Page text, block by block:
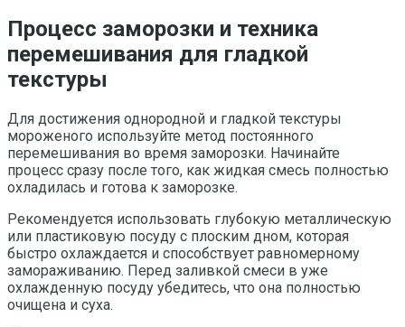
Процесс заморозки и техника
перемешивания для гладкой
текстуры
Для достижения однородной и гладкой текстуры
мороженого используйте метод постоянного
перемешивания во время заморозки. Начинайте
процесс сразу после того, как жидкая смесь полностью
охладилась и готова к заморозке.
Рекомендуется использовать глубокую металлическую
или пластиковую посуду с плоским дном, которая
быстро охлаждается и способствует равномерному
замораживанию. Перед заливкой смеси в уже
охлажденную посуду убедитесь, что она полностью
очищена и суха.